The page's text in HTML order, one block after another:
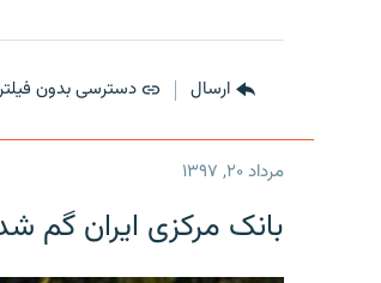
ارسال دسترسی بدون
مرداد ۲۰, ۱۳۹۷
بانک مرکزی ایران گم شدن ۹ میلیارد دلار را